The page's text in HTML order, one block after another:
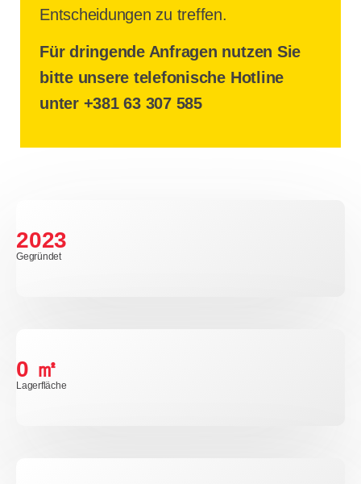
Entscheidungen zu treffen.
Für dringende Anfragen nutzen Sie
bitte unsere telefonische Hotline
unter +381 63 307 585
Gegründet
2023
Lagerfläche
0 ㎡